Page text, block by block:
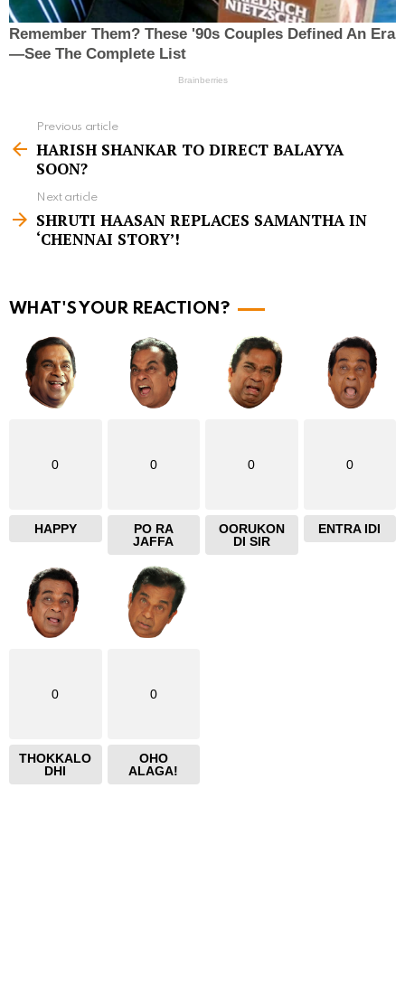
e
m
e
Previous article
HARISH SHANKAR TO DIRECT BALAYYA
SOON?
Next article
SHRUTI HAASAN REPLACES SAMANTHA IN
‘CHENNAI STORY’!
WHAT'S YOUR REACTION?
0
HAPPY
0
PO RA
JAFFA
0
OORUKON
DI SIR
0
ENTRA IDI
0
THOKKALO
DHI
0
OHO
ALAGA!